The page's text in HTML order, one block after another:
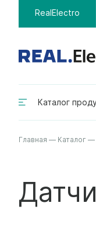
RealElectro
Каталог
Главная — Каталог —